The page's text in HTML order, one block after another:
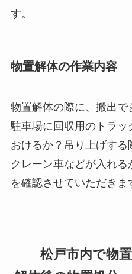
す。
物置解体の作業内容
物置解体の際に、搬出で
駐車場に回収用のトラ
おけるか？吊り上げする
クレーン車などが入れ
を確認させていただきま
松戸市内で物